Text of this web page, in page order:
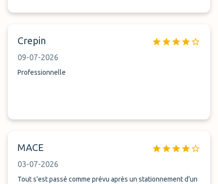
Crepin
09-07-2026
Professionnelle
MACE
03-07-2026
Tout s'est passé comme prévu après un stationnement d'un